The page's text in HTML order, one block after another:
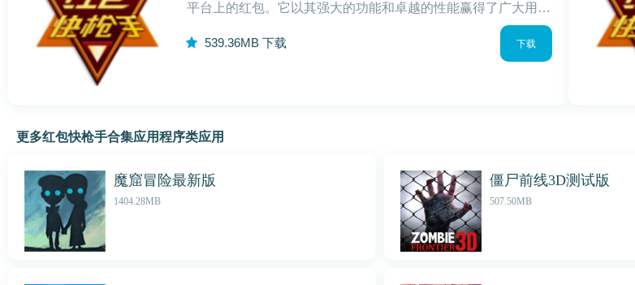
平台上的红包。它以其强大的功能和卓越的性能赢得了广大用户
的喜爱。红包快枪手官方版软件特性1.自动抢红包：红包快枪手
官方版能够实时监测并自动抢取微信、
539.36MB 下载 下载
更多红包快枪手合集应用程序类应用
魔窟冒险最新版
1404.28MB
僵尸前线3D测试版
507.50MB